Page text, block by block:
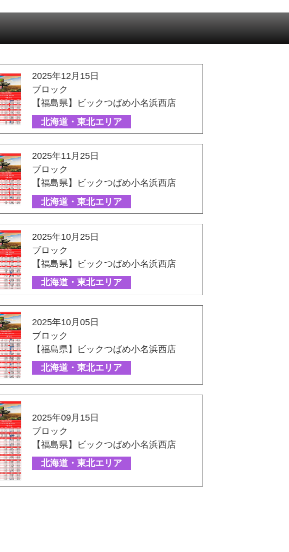
2025年12月15日
ブロック
【福島県】ビックつばめ小名浜西店
北海道・東北エリア
2025年11月25日
ブロック
【福島県】ビックつばめ小名浜西店
北海道・東北エリア
2025年10月25日
ブロック
【福島県】ビックつばめ小名浜西店
北海道・東北エリア
2025年10月05日
ブロック
【福島県】ビックつばめ小名浜西店
北海道・東北エリア
2025年09月15日
ブロック
【福島県】ビックつばめ小名浜西店
北海道・東北エリア